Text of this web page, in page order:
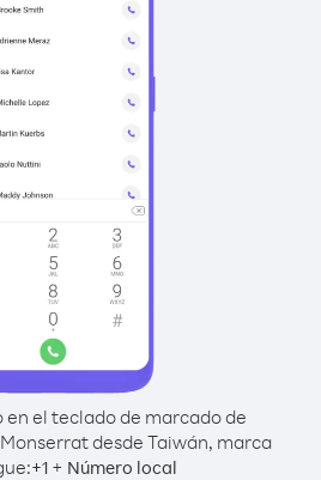
en el teclado de marcado de
desde Taiwán, marca
+1+ Número local